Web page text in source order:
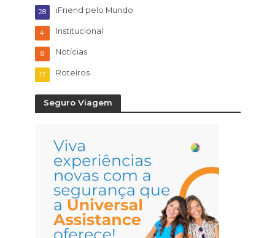
iFriend pelo Mundo
28
Institucional
4
Notícias
8
Roteiros
17
Seguro Viagem